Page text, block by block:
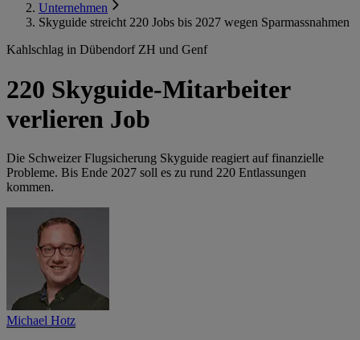
Unternehmen
Skyguide streicht 220 Jobs bis 2027 wegen Sparmassnahmen
Kahlschlag in Dübendorf ZH und Genf
220 Skyguide-Mitarbeiter
verlieren Job
Die Schweizer Flugsicherung Skyguide reagiert auf finanzielle
Probleme. Bis Ende 2027 soll es zu rund 220 Entlassungen
kommen.
Michael Hotz